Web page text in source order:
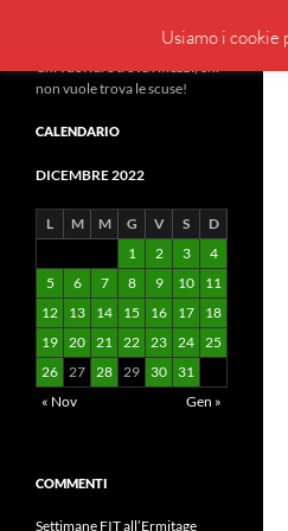
Vai
contenuto
Chi vuol fare trova i mezzi, chi
non vuole trova le scuse!
CALENDARIO
DICEMBRE 2022
L M M G V S
D
1
2 3
4
5
6 7 8 9 10
11
12
13 14 15 16 17
18
19 20 21 22 23 24 25
26 27 28 29 30
31
« Nov
Gen »
COMMENTI
Settimane FIT all’Ermitage
Usiamo i